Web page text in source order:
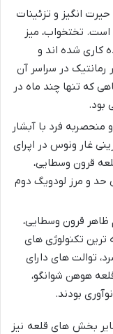
انگیز و تزئینات
است. تختخواب، میز
کاری شده اند و
رمانتیک در سراسر آن
که تنها چند ماه در
بود.
فرد با آبشار
غار ونوس در اپرای
قرون وسطایی،
حد و مرز لودویگ دوم
ظاهر قرون وسطایی،
ترین تکنولوژی های
توالت های دارای
هوهن شوانگو،
بودند.
بخش های قلعه نیز